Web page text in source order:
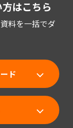
はこちら
料を一括でダ
ド